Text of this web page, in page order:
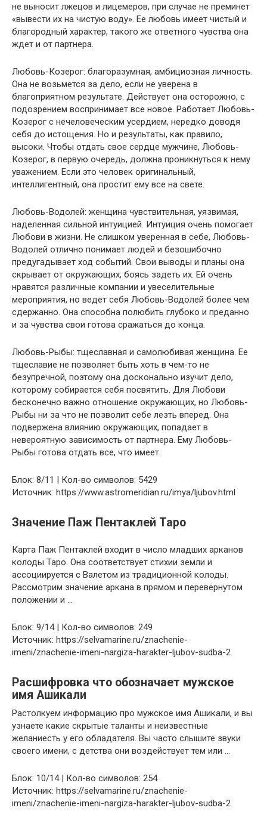
не выносит лжецов и лицемеров, при случае не преминет
«вывести их на чистую воду». Ее любовь имеет чистый и
благородный характер, такого же ответного чувства она
ждет и от партнера.
Любовь-Козерог: благоразумная, амбициозная личность.
Она не возьмется за дело, если не уверена в
благоприятном результате. Действует она осторожно, с
подозрением воспринимает все новое. Работает Любовь-
Козерог с нечеловеческим усердием, нередко доводя
себя до истощения. Но и результаты, как правило,
высоки. Чтобы отдать свое сердце мужчине, Любовь-
Козерог, в первую очередь, должна проникнуться к нему
уважением. Если это человек оригинальный,
интеллигентный, она простит ему все на свете.
Любовь-Водолей: женщина чувствительная, уязвимая,
наделенная сильной интуицией. Интуиция очень помогает
Любови в жизни. Не слишком уверенная в себе, Любовь-
Водолей отлично понимает людей и безошибочно
предугадывает ход событий. Свои выводы и планы она
скрывает от окружающих, боясь задеть их. Ей очень
нравятся различные компании и увеселительные
мероприятия, но ведет себя Любовь-Водолей более чем
сдержанно. Она способна полюбить глубоко и преданно
и за чувства свои готова сражаться до конца.
Любовь-Рыбы: тщеславная и самолюбивая женщина. Ее
тщеславие не позволяет быть хоть в чем-то не
безупречной, поэтому она досконально изучит дело,
которому собирается себя посвятить. Для Любови
бесконечно важно отношение окружающих, но Любовь-
Рыбы ни за что не позволит себе лезть вперед. Она
подвержена влиянию окружающих, попадает в
невероятную зависимость от партнера. Ему Любовь-
Рыбы готова отдать все, что имеет.
Блок: 8/11 | Кол-во символов: 5429
Источник: https://www.astromeridian.ru/imya/ljubov.html
Значение Паж Пентаклей Таро
Карта Паж Пентаклей входит в число младших арканов
колоды Таро. Она соответствует стихии земли и
ассоциируется с Валетом из традиционной колоды.
Рассмотрим значение аркана в прямом и перевёрнутом
положении и …
Блок: 9/14 | Кол-во символов: 249
Источник: https://selvamarine.ru/znachenie-
imeni/znachenie-imeni-nargiza-harakter-ljubov-sudba-2
Расшифровка что обозначает мужское
имя Ашикали
Растолкуем информацию про мужское имя Ашикали, и вы
узнаете какие скрытые таланты и неизвестные
желаниесть у его обладателя. Вы часто слышите звуки
своего имени, с детства они воздействует тем или …
Блок: 10/14 | Кол-во символов: 254
Источник: https://selvamarine.ru/znachenie-
imeni/znachenie-imeni-nargiza-harakter-ljubov-sudba-2